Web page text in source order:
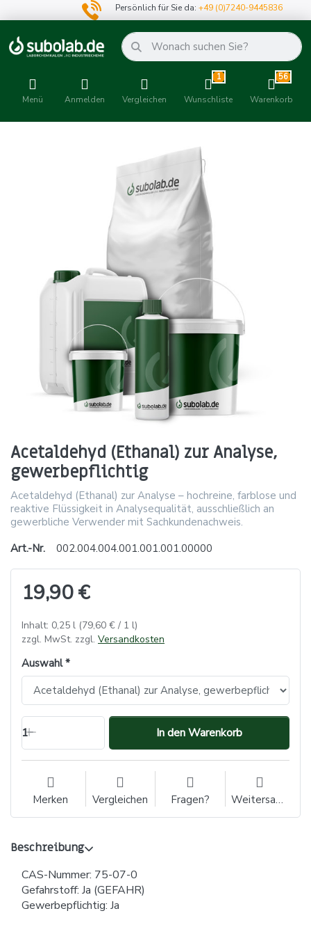
Persönlich für Sie da:+49 (0)7240-9445836
Menü Anmelden Vergleichen
1
Wunschliste
56
Warenkorb
Acetaldehyd (Ethanal) zur Analyse,
gewerbepflichtig
Acetaldehyd (Ethanal) zur Analyse – hochreine, farblose und
reaktive Flüssigkeit in Analysequalität, ausschließlich an
gewerbliche Verwender mit Sachkundenachweis.
Art.-Nr.
002.004.004.001.001.001.00000
19,90 €
Inhalt: 0,25 l (79,60 € / 1 l)
zzgl. MwSt. zzgl. Versandkosten
Auswahl
1 In den Warenkorb
Merken Vergleichen Fragen? Weitersagen
Beschreibung
CAS-Nummer: 75-07-0
Gefahrstoff: Ja (GEFAHR)
Gewerbepflichtig: Ja